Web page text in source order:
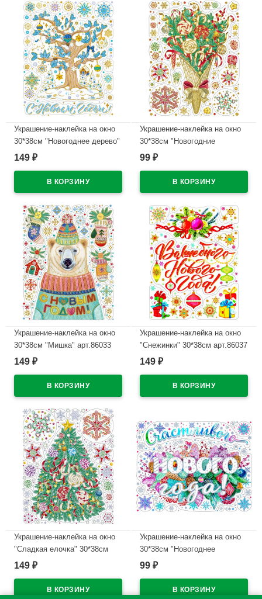
Украшение-наклейка на окно
30*38см "Новогоднее дерево"
арт.85334
149 ₽
Украшение-наклейка на окно
30*38см "Новогодние
сладости" арт.86031
99 ₽
Украшение-наклейка на окно
30*38см "Мишка" арт.86033
В наличии
149 ₽
Украшение-наклейка на окно
"Снежинки" 30*38см арт.86037
В наличии
149 ₽
Украшение-наклейка на окно
"Сладкая елочка" 30*38см
арт.86044
149 ₽
Украшение-наклейка на окно
30*38см "Новогоднее
поздравление" арт.86045
99 ₽